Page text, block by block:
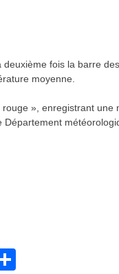
deuxième fois la barre
moyenne.
rouge », enregistrant